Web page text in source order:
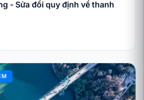
- Sửa đổi quy định về thanh